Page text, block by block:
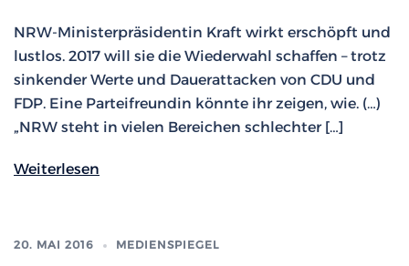
NRW-Ministerpräsidentin Kraft wirkt erschöpft und
lustlos. 2017 will sie die Wiederwahl schaffen – trotz
sinkender Werte und Dauerattacken von CDU und
FDP. Eine Parteifreundin könnte ihr zeigen, wie. (…)
„NRW steht in vielen Bereichen schlechter […]
Weiterlesen
20. MAI 2016 MEDIENSPIEGEL